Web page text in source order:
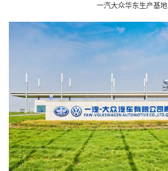
一汽大众华东生产基地